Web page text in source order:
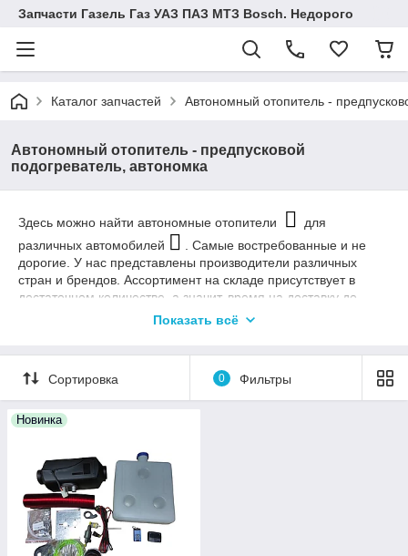
Запчасти Газель Газ УАЗ ПАЗ МТЗ Bosch. Недорого
Каталог запчастей Автономный отопитель -
Автономный отопитель - предпусковой
подогреватель, автономка
Здесь можно найти автономные отопители
для
различных автомобилей
. Самые востребованные и не
дорогие. У нас представлены производители различных
стран и брендов. Ассортимент на складе присутствует в
достаточном количестве, а значит, время на доставку до
холода.
Показать всё
Сортировка 0 Фильтры
Новинка